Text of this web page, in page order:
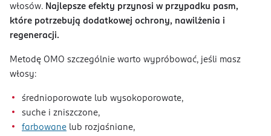
włosów. Najlepsze efekty przynosi w przypadku pasm,
które potrzebują dodatkowej ochrony, nawilżenia i
regeneracji.
Metodę OMO szczególnie warto wypróbować, jeśli masz
włosy:
średnioporowate lub wysokoporowate,
suche i zniszczone,
farbowane lub rozjaśniane,